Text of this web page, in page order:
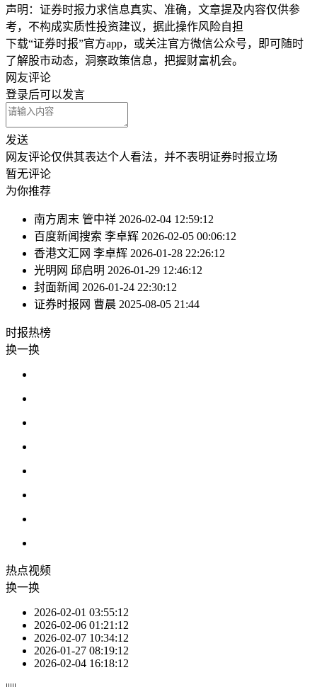
声明：证券时报力求信息真实、准确，文章提及内容仅供参
考，不构成实质性投资建议，据此操作风险自担
下载“证券时报”官方app，或关注官方微信公众号，即可随时
了解股市动态，洞察政策信息，把握财富机会。
网友评论
登录后可以发言
发送
网友评论仅供其表达个人看法，并不表明证券时报立场
暂无评论
为你推荐
南方周末 管中祥 2026-02-04 12:59:12
百度新闻搜索 李卓辉 2026-02-05 00:06:12
香港文汇网 李卓辉 2026-01-28 22:26:12
光明网 邱启明 2026-01-29 12:46:12
封面新闻 2026-01-24 22:30:12
证券时报网 曹晨 2025-08-05 21:44
时报热榜
换一换
热点视频
换一换
2026-02-01 03:55:12
2026-02-06 01:21:12
2026-02-07 10:34:12
2026-01-27 08:19:12
2026-02-04 16:18:12